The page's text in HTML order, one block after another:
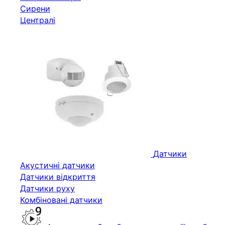
Сирени
Централі
Датчики
Акустичні датчики
Датчики відкриття
Датчики руху
Комбіновані датчики